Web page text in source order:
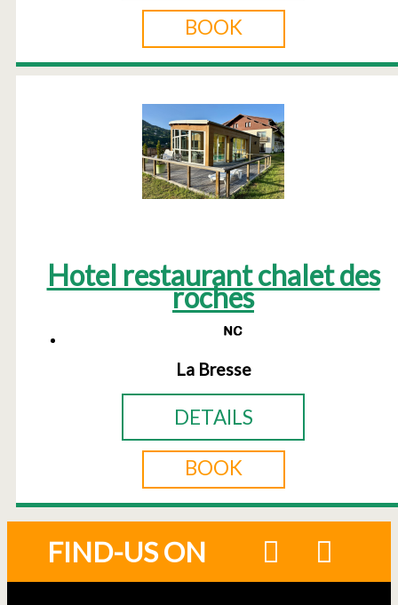
BOOK
Hotel restaurant chalet des
roches
La Bresse
DETAILS
BOOK
FIND-US ON